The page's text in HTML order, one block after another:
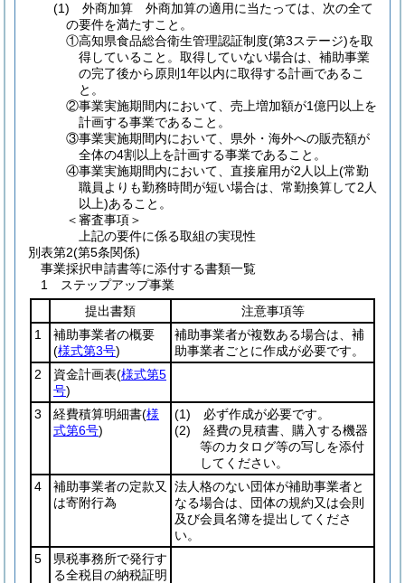
(1) 外商加算 外商加算の適用に当たっては、次の全て
の要件を満たすこと。
①高知県食品総合衛生管理認証制度(第3ステージ)を取
得していること。取得していない場合は、補助事業
の完了後から原則1年以内に取得する計画であるこ
と。
②事業実施期間内において、売上増加額が1億円以上を
計画する事業であること。
③事業実施期間内において、県外・海外への販売額が
全体の4割以上を計画する事業であること。
④事業実施期間内において、直接雇用が2人以上(常勤
職員よりも勤務時間が短い場合は、常勤換算して2人
以上)あること。
＜審査事項＞
上記の要件に係る取組の実現性
別表第2(第5条関係)
事業採択申請書等に添付する書類一覧
1 ステップアップ事業
提出書類
注意事項等
1
補助事業者の概要
(様式第3号)
補助事業者が複数ある場合は、補
助事業者ごとに作成が必要です。
2
資金計画表(様式第5
号)
3
経費積算明細書(様
式第6号)
(1) 必ず作成が必要です。
(2) 経費の見積書、購入する機器
等のカタログ等の写しを添付
してください。
4
補助事業者の定款又
は寄附行為
法人格のない団体が補助事業者と
なる場合は、団体の規約又は会則
及び会員名簿を提出してくださ
い。
5
県税事務所で発行す
る全税目の納税証明